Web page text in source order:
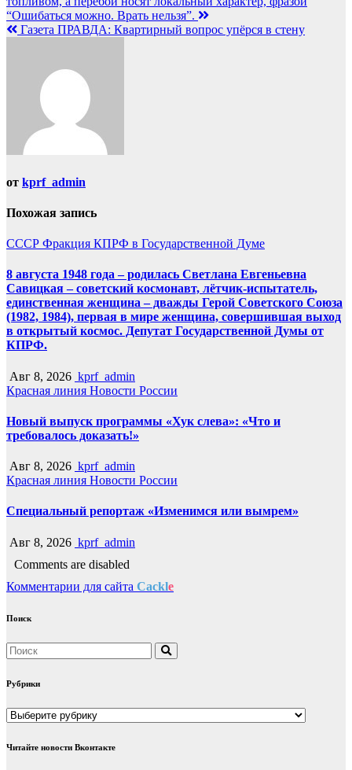
“Ошибаться можно. Врать нельзя”.
Газета ПРАВДА: Квартирный вопрос упёрся в стену
от kprf_admin
Похожая запись
СССР Фракция КПРФ в Государственной Думе
8 августа 1948 года – родилась Светлана Евгеньевна
Савицкая – советский космонавт, лётчик-испытатель,
единственная женщина – дважды Герой Советского Союза
(1982, 1984), первая в мире женщина, совершившая выход
в открытый космос. Депутат Государственной Думы от
КПРФ.
Авг 8, 2026 kprf_admin
Красная линия Новости России
Новый выпуск программы «Хук слева»: «Что и
требовалось доказать!»
Авг 8, 2026 kprf_admin
Красная линия Новости России
Специальный репортаж «Изменимся или вымрем»
Авг 8, 2026 kprf_admin
Comments are disabled
Комментарии для сайта Cackle
Поиск
Рубрики
Рубрики
Читайте новости Вконтакте